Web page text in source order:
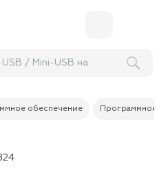
/ Mini-USB на
обеспечение Программное